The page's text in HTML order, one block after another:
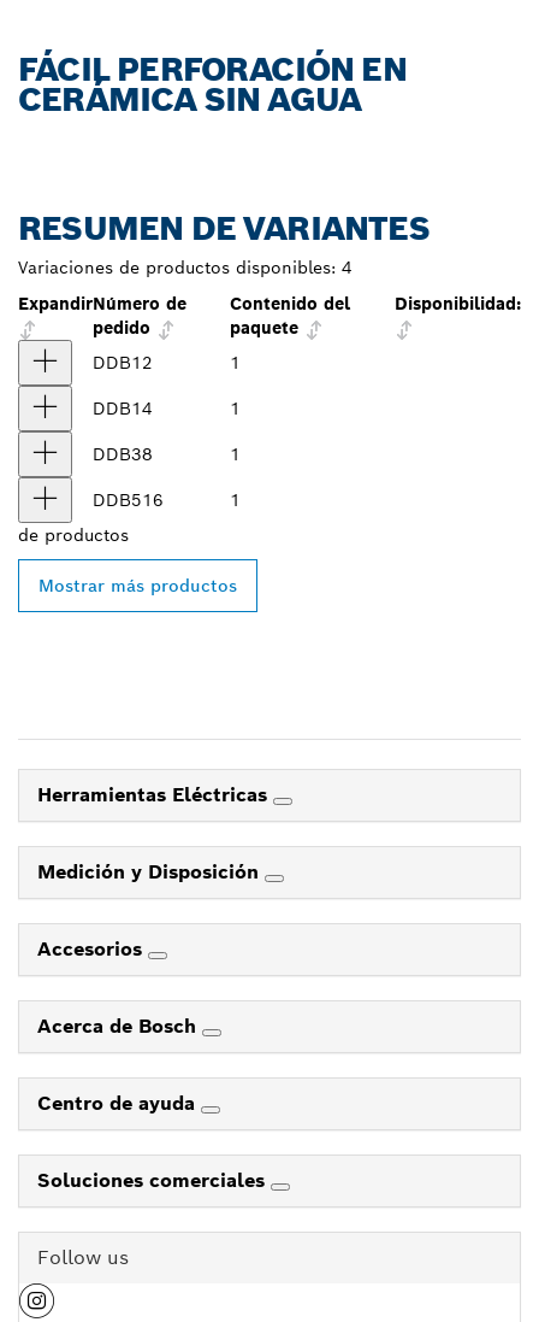
FÁCIL PERFORACIÓN EN
CERÁMICA SIN AGUA
RESUMEN DE VARIANTES
Variaciones de productos disponibles: 4
ExpandirNúmero de
pedido
Contenido del
paquete
Disponibilidad:
DDB12 1
DDB14 1
DDB38 1
DDB516
1
de productos
Mostrar más productos
Herramientas Eléctricas
Medición y Disposición
Accesorios
Acerca de Bosch
Centro de ayuda
Soluciones comerciales
Follow us